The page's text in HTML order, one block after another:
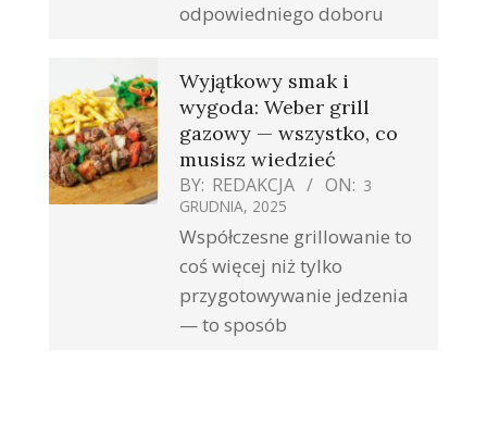
odpowiedniego doboru
Wyjątkowy smak i
wygoda: Weber grill
gazowy — wszystko, co
musisz wiedzieć
BY: REDAKCJA ON: 3
GRUDNIA, 2025
Współczesne grillowanie to
coś więcej niż tylko
przygotowywanie jedzenia
— to sposób